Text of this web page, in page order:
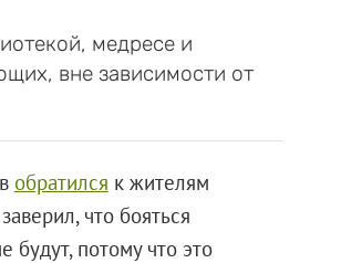
медресе и
вне зависимости от
обратился к жителям
что бояться
будут, потому что это